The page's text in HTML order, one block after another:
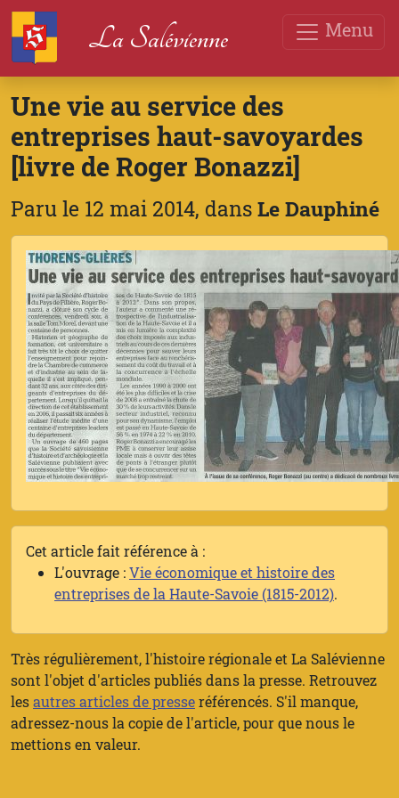
Menu
La Salévienne
Une vie au service des
entreprises haut-savoyardes
[livre de Roger Bonazzi]
Paru le 12 mai 2014, dansLe Dauphiné
Cet article fait référence à :
L'ouvrage :Vie économique et histoire des
entreprises de la Haute-Savoie (1815-2012).
Très régulièrement, l'histoire régionale et La Salévienne
sont l'objet d'articles publiés dans la presse. Retrouvez
lesautres articles de presseréférencés. S'il manque,
adressez-nous la copie de l'article, pour que nous le
mettions en valeur.